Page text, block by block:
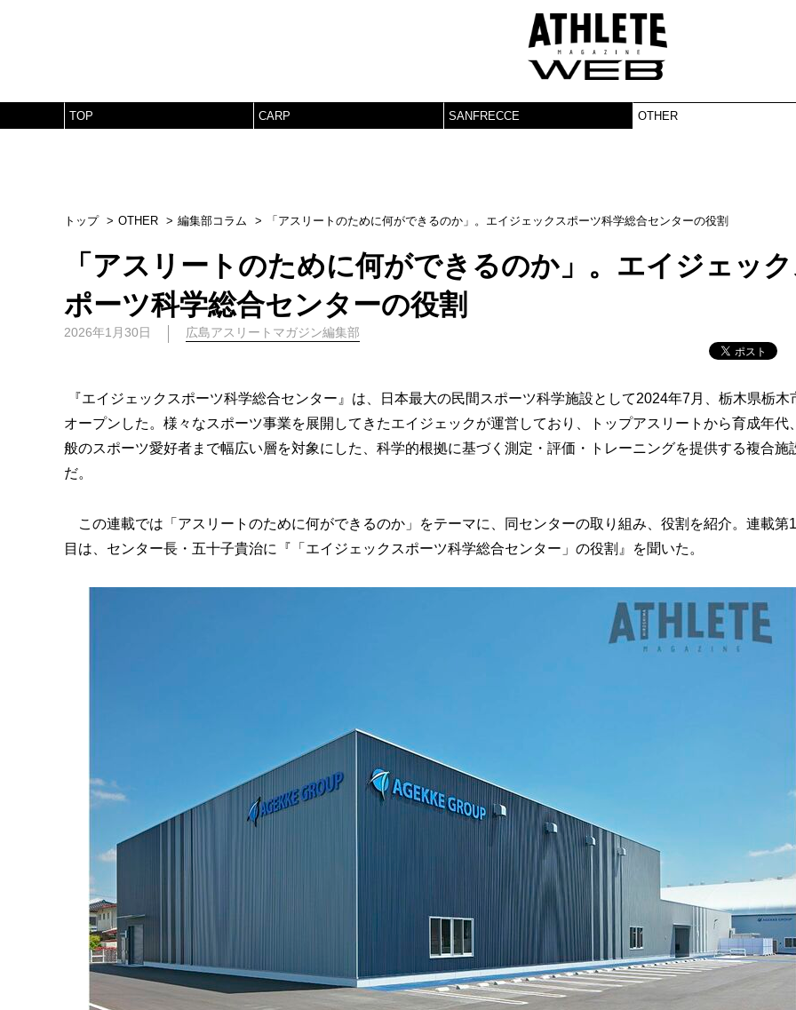
TOP CARP SANFRECCE OTHER
トップ OTHER 編集部コラム 「アスリートのために何ができるのか」。エイジェックスポーツ科学総合センターの役割
「アスリートのために何ができるのか」。エイジェッ
ポーツ科学総合センターの役割
2026年1月30日 広島アスリートマガジン編集部
『エイジェックスポーツ科学総合センター』は、日本最大の民間スポーツ科学施設として2024年7月、栃木県栃木
オープンした。様々なスポーツ事業を展開してきたエイジェックが運営しており、トップアスリートから育成年代
般のスポーツ愛好者まで幅広い層を対象にした、科学的根拠に基づく測定・評価・トレーニングを提供する複合施
だ。
この連載では「アスリートのために何ができるのか」をテーマに、同センターの取り組み、役割を紹介。連載第
目は、センター長・五十子貴治に『「エイジェックスポーツ科学総合センター」の役割』を聞いた。